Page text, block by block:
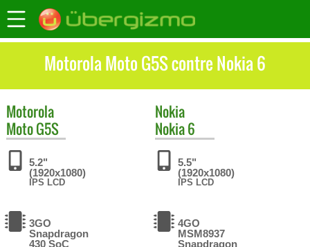
Motorola Moto G5S contre Nokia 6
Motorola
Moto G5S
5.2"
(1920x1080)
IPS LCD
3GO
Snapdragon
430 SoC
Nokia
Nokia 6
5.5"
(1920x1080)
IPS LCD
4GO
MSM8937
Snapdragon